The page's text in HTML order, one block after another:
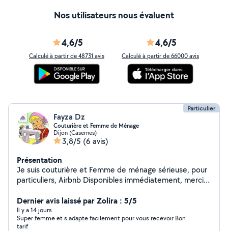
Nos utilisateurs nous évaluent
4,6/5
Calculé à partir de 48731 avis
4,6/5
Calculé à partir de 66000 avis
Particulier
Fayza Dz
Couturière et Femme de Ménage
Dijon (Casernes)
3,8/5 (6 avis)
Présentation
Je suis couturière et Femme de ménage sérieuse, pour
particuliers, Airbnb Disponibles immédiatement, merci
Dernier avis laissé par Zolira : 5/5
Il y a 14 jours
Super femme et s adapte facilement pour vous recevoir Bon
tarif